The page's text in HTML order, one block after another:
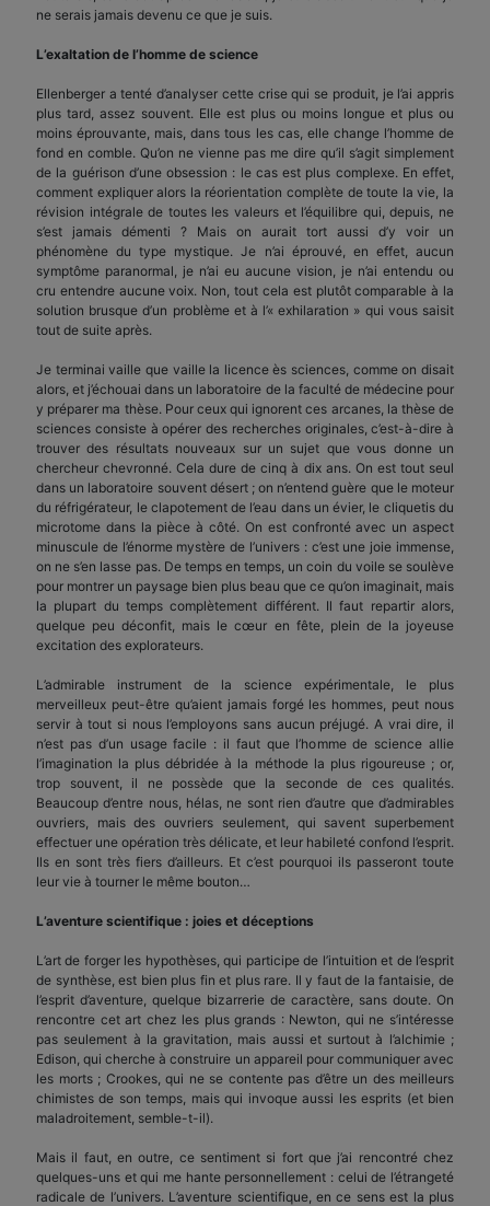
ne serais jamais devenu ce que je suis.
L’exaltation de l’homme de science
Ellenberger a tenté d’analyser cette crise qui se produit, je l’ai appris
plus tard, assez souvent. Elle est plus ou moins longue et plus ou
moins éprouvante, mais, dans tous les cas, elle change l’homme de
fond en comble. Qu’on ne vienne pas me dire qu’il s’agit simplement
de la guérison d’une obsession : le cas est plus complexe. En effet,
comment expliquer alors la réorientation complète de toute la vie, la
révision intégrale de toutes les valeurs et l’équilibre qui, depuis, ne
s’est jamais démenti ? Mais on aurait tort aussi d’y voir un
phénomène du type mystique. Je n’ai éprouvé, en effet, aucun
symptôme paranormal, je n’ai eu aucune vision, je n’ai entendu ou
cru entendre aucune voix. Non, tout cela est plutôt comparable à la
solution brusque d’un problème et à l’« exhilaration » qui vous saisit
tout de suite après.
Je terminai vaille que vaille la licence ès sciences, comme on disait
alors, et j’échouai dans un laboratoire de la faculté de médecine pour
y préparer ma thèse. Pour ceux qui ignorent ces arcanes, la thèse de
sciences consiste à opérer des recherches originales, c’est-à-dire à
trouver des résultats nouveaux sur un sujet que vous donne un
chercheur chevronné. Cela dure de cinq à dix ans. On est tout seul
dans un laboratoire souvent désert ; on n’entend guère que le moteur
du réfrigérateur, le clapotement de l’eau dans un évier, le cliquetis du
microtome dans la pièce à côté. On est confronté avec un aspect
minuscule de l’énorme mystère de l’univers : c’est une joie immense,
on ne s’en lasse pas. De temps en temps, un coin du voile se soulève
pour montrer un paysage bien plus beau que ce qu’on imaginait, mais
la plupart du temps complètement différent. Il faut repartir alors,
quelque peu déconfit, mais le cœur en fête, plein de la joyeuse
excitation des explorateurs.
L’admirable instrument de la science expérimentale, le plus
merveilleux peut-être qu’aient jamais forgé les hommes, peut nous
servir à tout si nous l’employons sans aucun préjugé. A vrai dire, il
n’est pas d’un usage facile : il faut que l’homme de science allie
l’imagination la plus débridée à la méthode la plus rigoureuse ; or,
trop souvent, il ne possède que la seconde de ces qualités.
Beaucoup d’entre nous, hélas, ne sont rien d’autre que d’admirables
ouvriers, mais des ouvriers seulement, qui savent superbement
effectuer une opération très délicate, et leur habileté confond l’esprit.
Ils en sont très fiers d’ailleurs. Et c’est pourquoi ils passeront toute
leur vie à tourner le même bouton…
L’aventure scientifique : joies et déceptions
L’art de forger les hypothèses, qui participe de l’intuition et de l’esprit
de synthèse, est bien plus fin et plus rare. Il y faut de la fantaisie, de
l’esprit d’aventure, quelque bizarrerie de caractère, sans doute. On
rencontre cet art chez les plus grands : Newton, qui ne s’intéresse
pas seulement à la gravitation, mais aussi et surtout à l’alchimie ;
Edison, qui cherche à construire un appareil pour communiquer avec
les morts ; Crookes, qui ne se contente pas d’être un des meilleurs
chimistes de son temps, mais qui invoque aussi les esprits (et bien
maladroitement, semble-t-il).
Mais il faut, en outre, ce sentiment si fort que j’ai rencontré chez
quelques-uns et qui me hante personnellement : celui de l’étrangeté
radicale de l’univers. L’aventure scientifique, en ce sens est la plus